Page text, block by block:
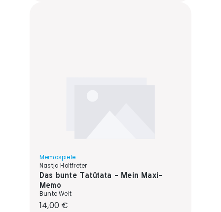
Memospiele
Nastja Holtfreter
Das bunte Tatütata - Mein Maxi-
Memo
Bunte Welt
Regulärer Preis:
14,00 €